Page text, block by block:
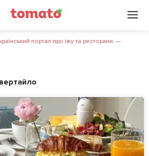
портал про їжу та ресторани. —